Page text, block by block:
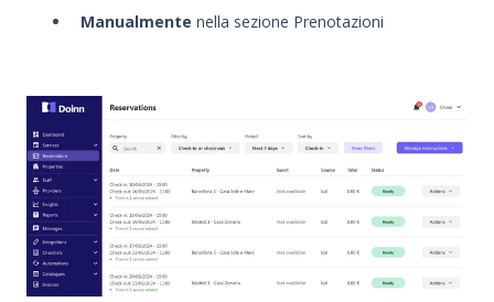
Manualmente nella sezione Prenotazioni